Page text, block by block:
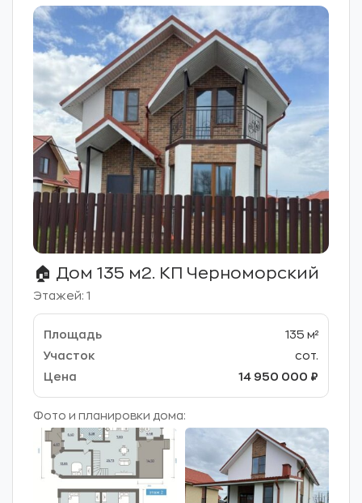
🏠 Дом 135 м2. КП Черноморский
Этажей: 1
135 м²
сот.
14 950 000 ₽
Фото и планировки дома: